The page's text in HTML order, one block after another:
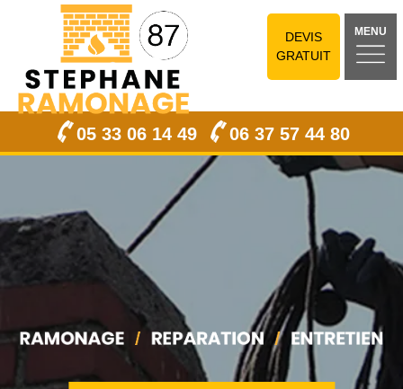
DEVIS
GRATUIT
MENU
05 33 06 14 49 06 37 57 44 80